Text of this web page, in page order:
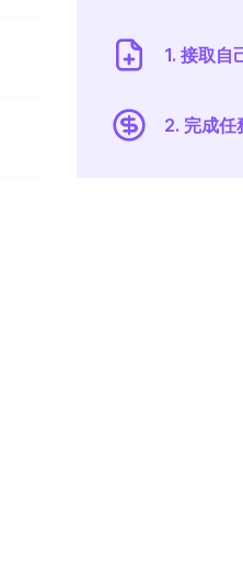
1. 接取自
2. 完成任